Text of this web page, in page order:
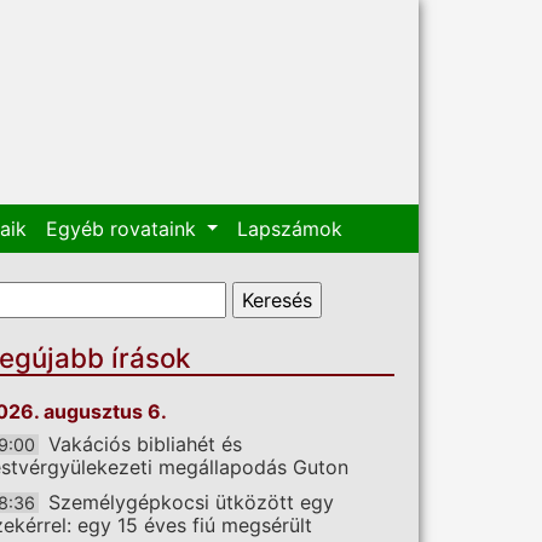
Egyéb rovataink Lapszámok
űrlap
írások
augusztus 6.
Vakációs bibliahét és
megállapodás Guton
Személygépkocsi ütközött egy
egy 15 éves fiú megsérült